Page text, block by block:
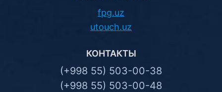
fpg.uz
utouch.uz
КОНТАКТЫ
(+998 55) 503-00-38
(+998 55) 503-00-48